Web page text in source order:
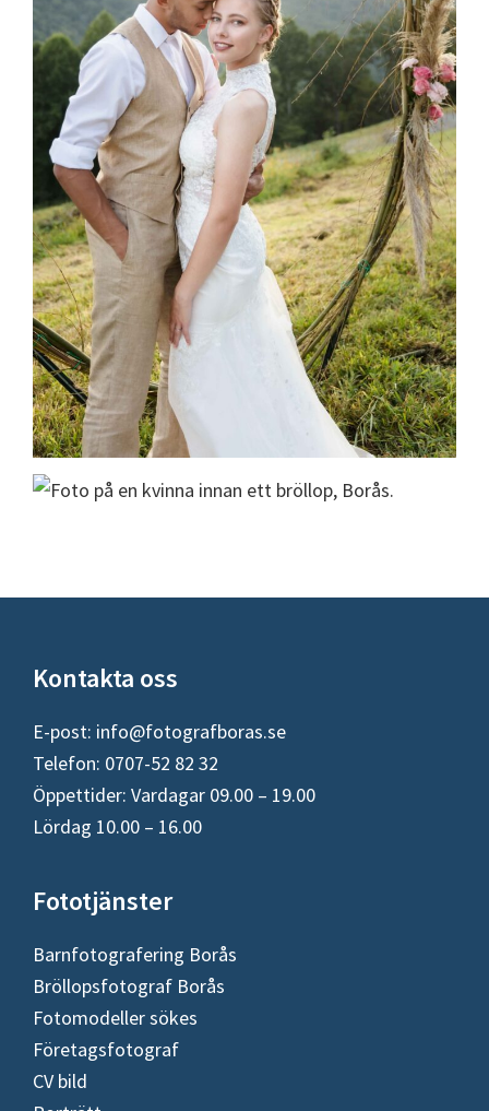
Footer
Kontakta oss
E-post: info@fotografboras.se
Telefon: 0707-52 82 32
Öppettider: Vardagar 09.00 – 19.00
Lördag 10.00 – 16.00
Fototjänster
Barnfotografering Borås
Bröllopsfotograf Borås
Fotomodeller sökes
Företagsfotograf
CV bild